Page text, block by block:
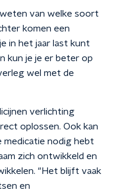
van welke soort
komen een
in het jaar last kunt
kun je je er beter op
wel met de
verlichting
oplossen. Ook kan
medicatie nodig hebt
zich ontwikkeld en
"Het blijft vaak
en